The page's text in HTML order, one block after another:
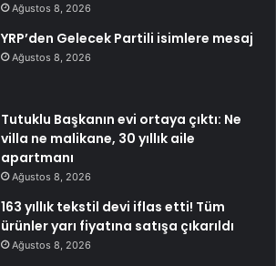
Ağustos 8, 2026
YRP’den Gelecek Partili isimlere mesaj
Ağustos 8, 2026
Tutuklu Başkanın evi ortaya çıktı: Ne
villa ne malikane, 30 yıllık aile
apartmanı
Ağustos 8, 2026
163 yıllık tekstil devi iflas etti! Tüm
ürünler yarı fiyatına satışa çıkarıldı
Ağustos 8, 2026